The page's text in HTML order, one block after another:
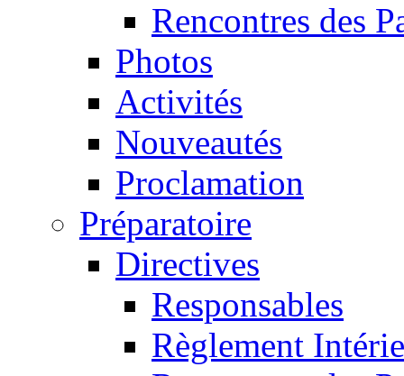
Rencontres des
Photos
Activités
Nouveautés
Proclamation
Préparatoire
Directives
Responsables
Règlement